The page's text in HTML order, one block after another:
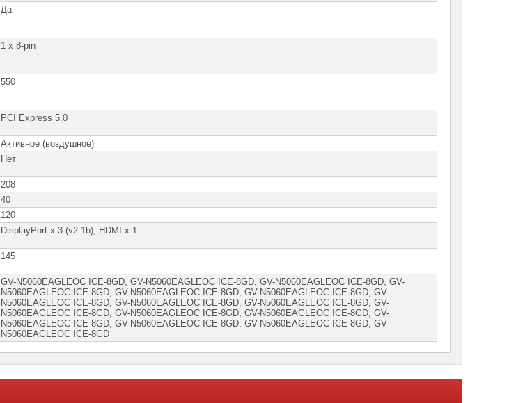
Да
1 x 8-pin
550
PCI Express 5.0
Активное (воздушное)
Нет
208
40
120
DisplayPort x 3 (v2.1b), HDMI x 1
145
GV-N5060EAGLEOC ICE-8GD, GV-N5060EAGLEOC ICE-8GD, GV-N5060EАGLEOC ICE-8GD, GV-
N5060EАGLEOС IСE-8GD, GV-N5060EАGLEOС IСE-8GD, GV-N5060ЕАGLЕOС IСЕ-8GD, GV-
N5060ЕАGLЕOС IСЕ-8GD, GV-N5060ЕАGLЕOС IСЕ-8GD, GV-N5060ЕАGLЕOС IСЕ-8GD, GV-
N5060ЕАGLЕОС IСЕ-8GD, GV-N5060ЕАGLЕОС IСЕ-8GD, GV-N5060ЕАGLЕОС IСЕ-8GD, GV-
N5060ЕАGLЕОС IСЕ-8GD, GV-N5060ЕАGLЕОС IСЕ-8GD, GV-N5060ЕАGLЕОС IСЕ-8GD, GV-
N5060ЕАGLЕОС IСЕ-8GD